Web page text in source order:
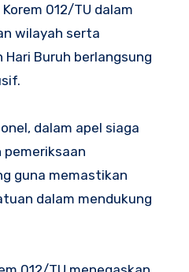
012/TU dalam
wilayah serta
Buruh berlangsung
dalam apel siaga
guna memastikan
dalam mendukung